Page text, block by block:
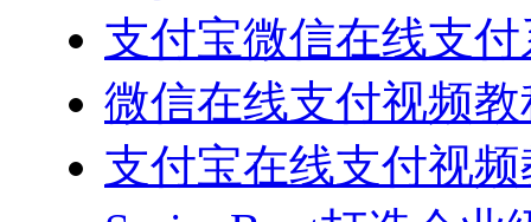
支付宝微信在线支
微信在线支付视频教
支付宝在线支付视